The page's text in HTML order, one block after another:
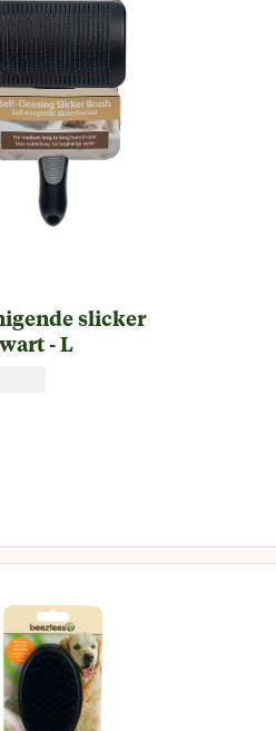
slicker
- L
€ 15,75